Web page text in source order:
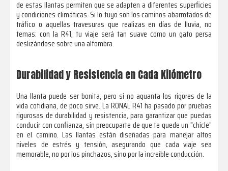
de estas llantas permiten que se adapten a diferentes superficies
y condiciones climáticas. Si lo tuyo son los caminos abarrotados de
tráfico o aquellas travesuras que realizas en días de lluvia, no
temas: con la R41, tu viaje será tan suave como un gato persa
deslizándose sobre una alfombra.
Durabilidad y Resistencia en Cada Kilómetro
Una llanta puede ser bonita, pero si no aguanta los rigores de la
vida cotidiana, de poco sirve. La RONAL R41 ha pasado por pruebas
rigurosas de durabilidad y resistencia, para garantizar que puedas
conducir con confianza, sin preocuparte de que te quede un “chicle”
en el camino. Las llantas están diseñadas para manejar altos
niveles de estrés y tensión, asegurando que cada viaje sea
memorable, no por los pinchazos, sino por la increíble conducción.